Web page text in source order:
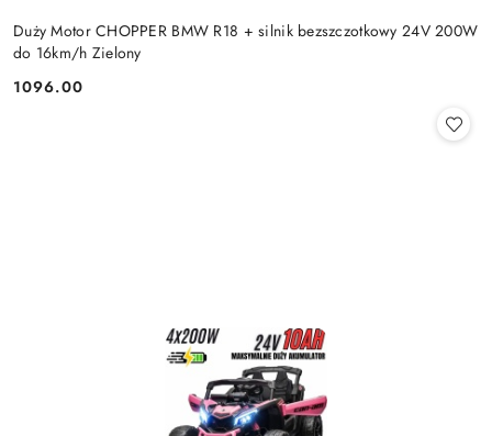
Duży Motor CHOPPER BMW R18 + silnik bezszczotkowy 24V 200W
do 16km/h Zielony
Cena:
1096.00